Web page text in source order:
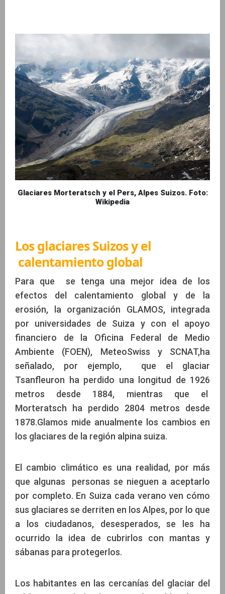
Glaciares Morteratsch y el Pers, Alpes Suizos. Foto:
Wikipedia
Los glaciares Suizos y el
calentamiento global
Para que se tenga una mejor idea de los
efectos del calentamiento global y de la
erosión, la organización GLAMOS, integrada
por universidades de Suiza y con el apoyo
financiero de la Oficina Federal de Medio
Ambiente (FOEN), MeteoSwiss y SCNAT,ha
señalado, por ejemplo, que el glaciar
Tsanfleuron ha perdido una longitud de 1926
metros desde 1884, mientras que el
Morteratsch ha perdido 2804 metros desde
1878.Glamos mide anualmente los cambios en
los glaciares de la región alpina suiza.
El cambio climático es una realidad, por más
que algunas personas se nieguen a aceptarlo
por completo. En Suiza cada verano ven cómo
sus glaciares se derriten en los Alpes, por lo que
a los ciudadanos, desesperados, se les ha
ocurrido la idea de cubrirlos con mantas y
sábanas para protegerlos.
Los habitantes en las cercanías del glaciar del